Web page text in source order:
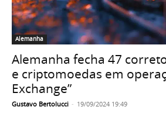
Alemanha
Alemanha fecha 47
e criptomoedas em
Exchange”
Gustavo Bertolucci - 19/09/2024 19:49